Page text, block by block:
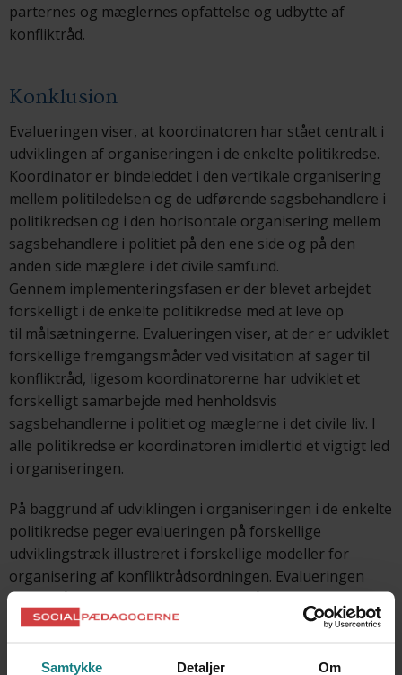
Samtykke Detaljer Om
parternes og mæglernes opfattelse og udbytte af
konfliktråd.
Konklusion
Evalueringen viser, at koordinatoren har stået centralt i
udviklingen af organiseringen i de enkelte politikredse.
Koordinator er bindeleddet i den vertikale organisering
mellem politiledelsen og de udførende sagsbehandlere i
politikredsen og i den horisontale organisering mellem
sagsbehandlere i politiet på den ene side og på den
anden side mæglere i det civile samfund.
Gennem implementeringsfasen er der blevet arbejdet
forskelligt i de enkelte politikredse med at leve op
til målsætningerne. Evalueringen viser, at der er udviklet
forskellige fremgangsmåder ved visitation af sager til
konfliktråd, ligesom koordinatorerne har udviklet et
forskelligt samarbejde med henholdsvis
sagsbehandlerne i politiet og mæglerne i det civile liv. I
alle politikredse er koordinatoren imidlertid et vigtigt led
i organiseringen.
På baggrund af udviklingen i organiseringen i de enkelte
politikredse peger evalueringen på forskellige
udviklingstræk illustreret i forskellige modeller for
organisering af konfliktrådsordningen. Evalueringen
peger på, at vil man udvikle konfliktrådsordningen med
henblik på at styrke kvaliteten af de enkelte konfliktråd,
hvor koordinatorfunktionen har en central rolle. Vil man